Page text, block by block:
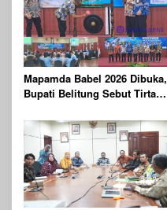
Mapamda Babel 2026 Dibuka,
Bupati Belitung Sebut Tirta